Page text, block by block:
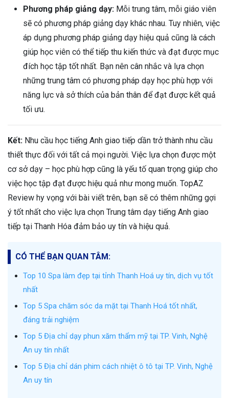
Phương pháp giảng dạy: Mỗi trung tâm, mỗi giáo viên
sẽ có phương pháp giảng dạy khác nhau. Tuy nhiên, việc
áp dụng phương pháp giảng dạy hiệu quả cũng là cách
giúp học viên có thể tiếp thu kiến thức và đạt được mục
đích học tập tốt nhất. Bạn nên cân nhắc và lựa chọn
những trung tâm có phương pháp dạy học phù hợp với
năng lực và sở thích của bản thân để đạt được kết quả
tối ưu.
Kết: Nhu cầu học tiếng Anh giao tiếp dần trở thành nhu cầu
thiết thực đối với tất cả mọi người. Việc lựa chọn được một
cơ sở dạy – học phù hợp cũng là yếu tố quan trọng giúp cho
việc học tập đạt được hiệu quả như mong muốn. TopAZ
Review hy vọng với bài viết trên, bạn sẽ có thêm những gợi
ý tốt nhất cho việc lựa chọn Trung tâm dạy tiếng Anh giao
tiếp tại Thanh Hóa đảm bảo uy tín và hiệu quả.
CÓ THỂ BẠN QUAN TÂM:
Top 10 Spa làm đẹp tại tỉnh Thanh Hoá uy tín, dịch vụ tốt
nhất
Top 5 Spa chăm sóc da mặt tại Thanh Hoá tốt nhất,
đáng trải nghiệm
Top 5 Địa chỉ dạy phun xăm thẩm mỹ tại TP. Vinh, Nghệ
An uy tín nhất
Top 5 Địa chỉ dán phim cách nhiệt ô tô tại TP. Vinh, Nghệ
An uy tín